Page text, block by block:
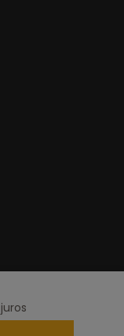
Artigos Esportivos